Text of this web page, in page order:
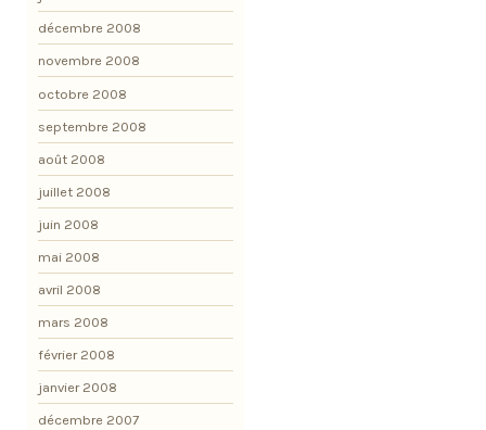
décembre 2008
novembre 2008
octobre 2008
septembre 2008
août 2008
juillet 2008
juin 2008
mai 2008
avril 2008
mars 2008
février 2008
janvier 2008
décembre 2007